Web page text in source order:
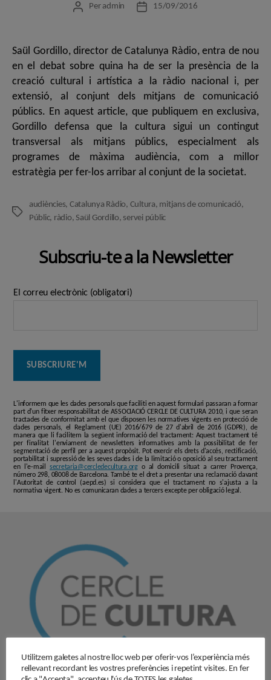
Autor
Per admin
Data15/09/2016
Saül Gordillo, director de Catalunya Ràdio, entra de nou
en el debat sobre quina ha de ser la presència de la
creació cultural i artística a la ràdio nacional i, per
extensió, al conjunt dels mitjans de comunicació
públics. En aquest article, que publiquem en exclusiva,
Gordillo defensa que la cultura sigui un contingut
transversal als mitjans públics, especialment als
programes de màxima audiència, com a millor
estratègia per fer-los arribar al conjunt de la societat.
Etiquetes
audiències, Catalunya Ràdio, Cultura, mitjans de comunicació,
Públic, ràdio, Saül Gordillo, servei públic
Subscriu-te a la Newsletter
El correu electrònic (obligatori)
L'informem que les dades personals que faciliti en aquest formulari passaran a formar
part d'un fitxer responsabilitat de ASSOCIACIÓ CERCLE DE CULTURA 2010, i que seran
tractades de conformitat amb el que disposen les normatives vigents en protecció de
dades personals, el Reglament (UE) 2016/679 de 27 d'abril de 2016 (GDPR), de
manera que li facilitem la següent informació del tractament: Aquest tractament té
per finalitat l'enviament de newsletters informatives amb la possibilitat de fer
segmentació de perfil per a aquest propòsit. Pot exercir els drets d'accés, rectificació,
portabilitat i supressió de les seves dades i de la limitació o oposició al seu tractament
en l'e-mail secretaria@cercledecultura.orgo al domicili situat a carrer Provença,
número 298, 08008 de Barcelona. També te el dret a presentar una reclamació davant
l'Autoritat de control (aepd.es) si considera que el tractament no s'ajusta a la
normativa vigent. No es comunicaran dades a tercers excepte per obligació legal.
Utilitzem galetes al nostre lloc web per oferir-vos l’experiència més
rellevant recordant les vostres preferències i repetint visites. En fer